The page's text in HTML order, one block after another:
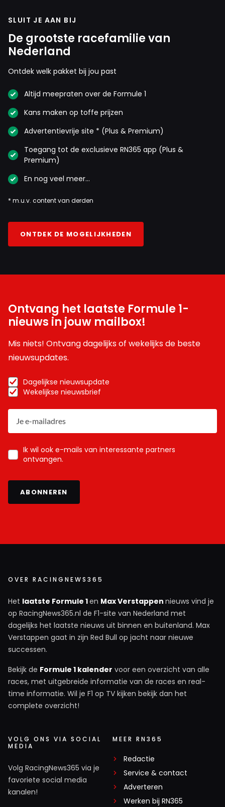
SLUIT JE AAN BIJ
De grootste racefamilie van
Nederland
Ontdek welk pakket bij jou past
Altijd meepraten over de Formule 1
Kans maken op toffe prijzen
Advertentievrije site * (Plus & Premium)
Toegang tot de exclusieve RN365 app (Plus &
Premium)
En nog veel meer…
* m.u.v. content van derden
ONTDEK DE MOGELIJKHEDEN
Ontvang het laatste Formule 1-
nieuws in jouw mailbox!
Mis niets! Ontvang dagelijks of wekelijks de beste
nieuwsupdates.
Dagelijkse nieuwsupdate
Wekelijkse nieuwsbrief
Ik wil ook e-mails van interessante partners
ontvangen.
ABONNEREN
OVER RACINGNEWS365
Het laatste Formule 1en Max Verstappen nieuws vind je
op RacingNews365.nl de F1-site van Nederland met
dagelijks het laatste nieuws uit binnen en buitenland. Max
Verstappen gaat in zijn Red Bull op jacht naar nieuwe
successen.
Bekijk de Formule 1 kalender voor een overzicht van alle
races, met uitgebreide informatie van de races en real-
time informatie. Wil je F1 op TV kijken bekijk dan het
complete overzicht!
VOLG ONS VIA SOCIAL
MEDIA
Volg RacingNews365 via je
favoriete social media
kanalen!
MEER RN365
Redactie
Service & contact
Adverteren
Werken bij RN365